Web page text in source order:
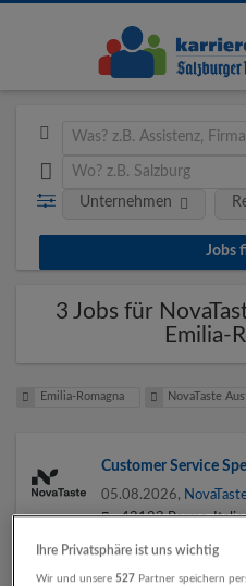
Unternehmen
3 Jobs für
Emilia-
Emilia-Romagna NovaTaste
Customer Service
05.08.2026,
43123 Parma,
Ihre Privatsphäre ist uns wichtig
Wir und unsere527 Partner speichern